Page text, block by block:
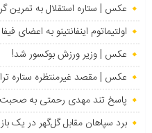
عکس | ستاره استقلال به تمرین
اولتیماتوم اینفانتینو به اعضای فیفا
عکس | وزیر ورزش بوکسور شد!
عکس | مقصد غیرمنتظره ستاره
پاسخ تند مهدی رحمتی به
برد سپاهان مقابل گل‌گهر در یک